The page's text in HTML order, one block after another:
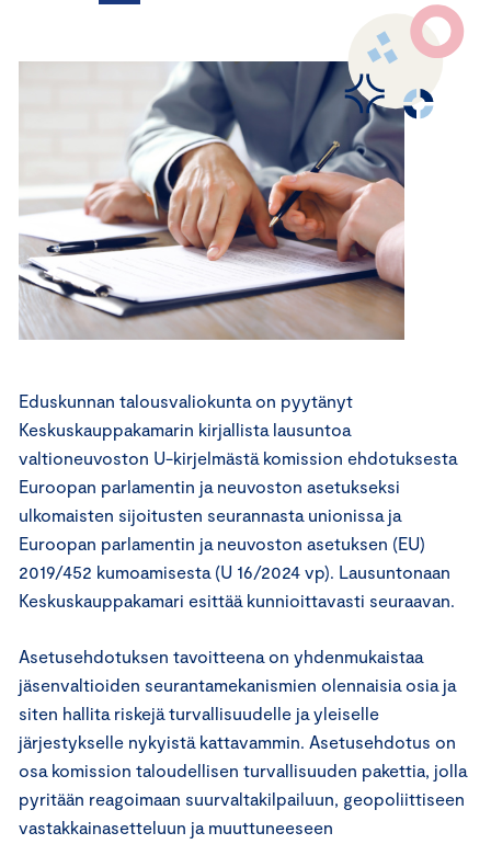
Eduskunnan talousvaliokunta on pyytänyt
Keskuskauppakamarin kirjallista lausuntoa
valtioneuvoston U-kirjelmästä komission ehdotuksesta
Euroopan parlamentin ja neuvoston asetukseksi
ulkomaisten sijoitusten seurannasta unionissa ja
Euroopan parlamentin ja neuvoston asetuksen (EU)
2019/452 kumoamisesta (U 16/2024 vp). Lausuntonaan
Keskuskauppakamari esittää kunnioittavasti seuraavan.
Asetusehdotuksen tavoitteena on yhdenmukaistaa
jäsenvaltioiden seurantamekanismien olennaisia osia ja
siten hallita riskejä turvallisuudelle ja yleiselle
järjestykselle nykyistä kattavammin. Asetusehdotus on
osa komission taloudellisen turvallisuuden pakettia, jolla
pyritään reagoimaan suurvaltakilpailuun, geopoliittiseen
vastakkainasetteluun ja muuttuneeseen